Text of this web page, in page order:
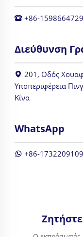
+86-
Διεύθυνση
201, Οδός
Υποπεριφέρεια
Κίνα
WhatsApp
+86-